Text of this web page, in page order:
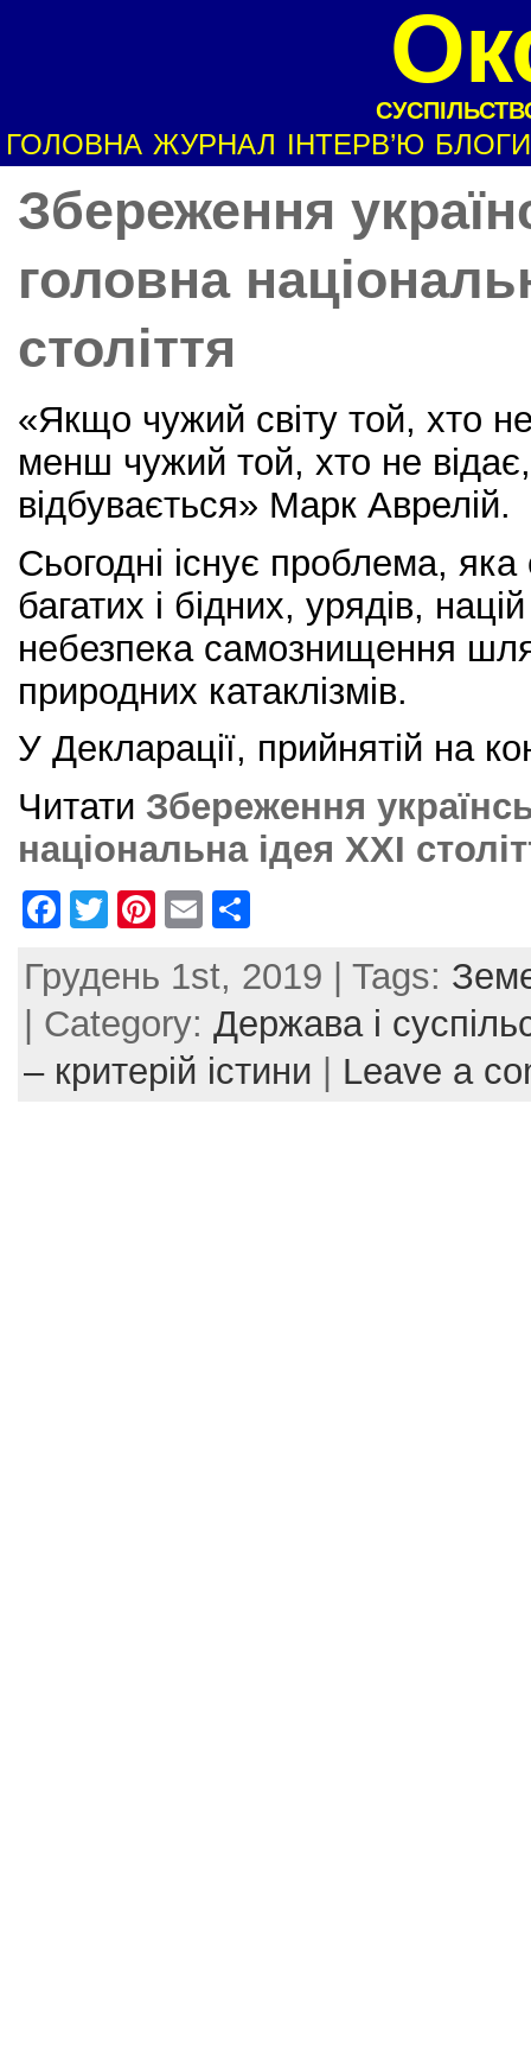
ГОЛОВНА ЖУРНАЛ ІНТЕРВ’Ю БЛОГИ
Збереження
головна
століття
«Якщо чужий світу той, хто
менш чужий той, хто не
відбувається» Марк Аврелій.
Сьогодні існує проблема,
багатих і бідних, урядів,
небезпека самознищення
природних катаклізмів.
У Декларації, прийнятій на
Читати Збереження
національна ідея XXI
F
c
e
b
o
T
itt
er
Pi
er
e
st
E
ai ar
e
Грудень 1st, 2019 | Tags:
| Category: Держава і
– критерій істини
Leave a